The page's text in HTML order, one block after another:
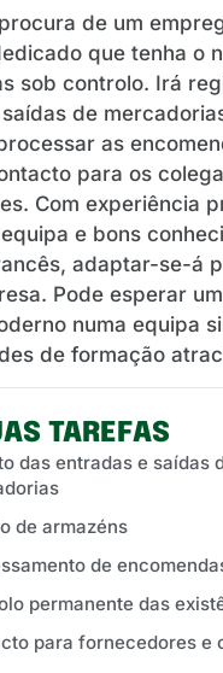
de um
que tenha o
sob controlo. Irá
de
as
para os
Com experiência
e bons
adaptar-se-á
Pode esperar
numa equipa
de formação
TAREFAS
das entradas e saídas
de armazéns
de
permanente das
para fornecedores e